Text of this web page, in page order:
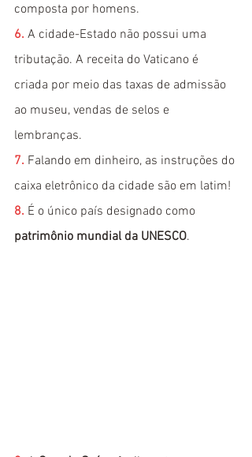
composta por homens.
6. A cidade-Estado não possui uma
tributação. A receita do Vaticano é
criada por meio das taxas de admissão
ao museu, vendas de selos e
lembranças.
7. Falando em dinheiro, as instruções do
caixa eletrônico da cidade são em latim!
8. É o único país designado como
patrimônio mundial da UNESCO.